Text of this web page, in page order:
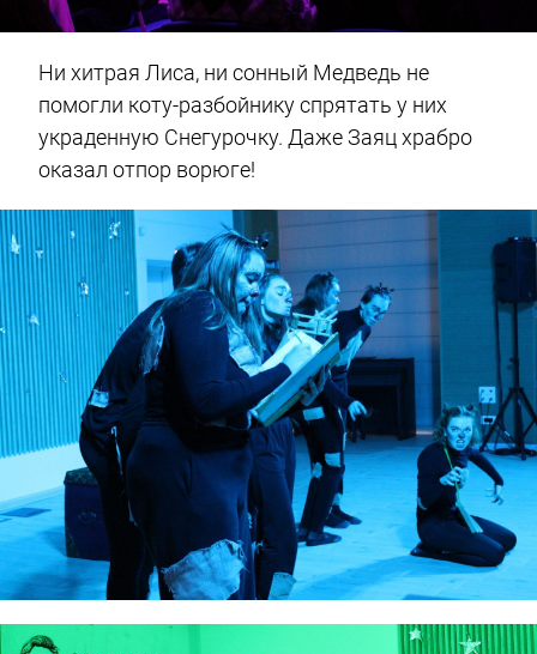
Ни хитрая Лиса, ни сонный Медведь не
помогли коту-разбойнику спрятать у них
украденную Снегурочку. Даже Заяц храбро
оказал отпор ворюге!